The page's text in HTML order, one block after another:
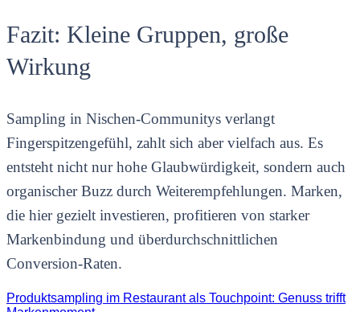
Fazit: Kleine Gruppen, große
Wirkung
Sampling in Nischen-Communitys verlangt
Fingerspitzengefühl, zahlt sich aber vielfach aus. Es
entsteht nicht nur hohe Glaubwürdigkeit, sondern auch
organischer Buzz durch Weiterempfehlungen. Marken,
die hier gezielt investieren, profitieren von starker
Markenbindung und überdurchschnittlichen
Conversion-Raten.
Produktsampling im Restaurant als Touchpoint: Genuss trifft